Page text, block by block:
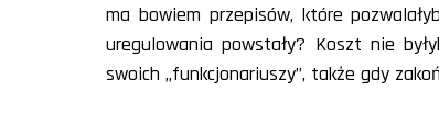
ma bowiem przepisów, które
uregulowania powstały? Koszt nie
swoich „funkcjonariuszy”, także gdy